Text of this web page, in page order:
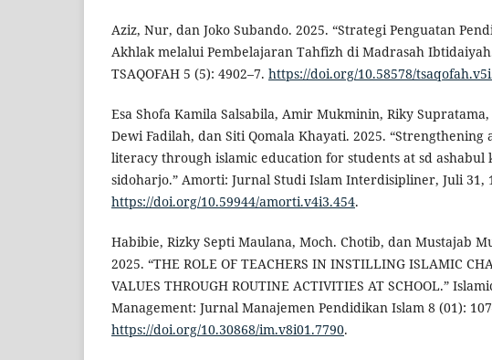
Aziz, Nur, dan Joko Subando. 2025. “Strategi Penguatan
Akhlak melalui Pembelajaran Tahfizh di Madrasah
TSAQOFAH 5 (5): 4902–7. https://doi.org/10.58578/
Esa Shofa Kamila Salsabila, Amir Mukminin, Riky
Dewi Fadilah, dan Siti Qomala Khayati. 2025. “Strengthening
literacy through islamic education for students at sd ashabul
sidoharjo.” Amorti: Jurnal Studi Islam Interdisipliner, Juli 31,
https://doi.org/10.59944/amorti.v4i3.454.
Habibie, Rizky Septi Maulana, Moch. Chotib, dan Mustajab
2025. “THE ROLE OF TEACHERS IN INSTILLING ISLAMIC
VALUES THROUGH ROUTINE ACTIVITIES AT SCHOOL.”
Management: Jurnal Manajemen Pendidikan Islam 8 (01):
https://doi.org/10.30868/im.v8i01.7790.